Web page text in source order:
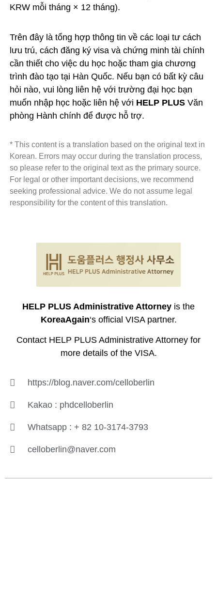
KRW mỗi tháng × 12 tháng).
Trên đây là tổng hợp thông tin về các loại tư cách
lưu trú, cách đăng ký visa và chứng minh tài chính
cần thiết cho việc du học hoặc tham gia chương
trình đào tạo tại Hàn Quốc. Nếu bạn có bất kỳ câu
hỏi nào, vui lòng liên hệ với trường đại học bạn
muốn nhập học hoặc liên hệ với HELP PLUS Văn
phòng Hành chính để được hỗ trợ.
* This content is a translation based on the original text in
Korean. Errors may occur during the translation process,
so please refer to the original text as the primary source.
For legal or other important decisions, we recommend
seeking professional advice. We do not assume legal
responsibility for the content of this translation.
HELP PLUS Administrative Attorney is the
KoreaAgain‘s official VISA partner.
Contact HELP PLUS Administrative Attorney for
more details of the VISA.
https://blog.naver.com/celloberlin
Kakao : phdcelloberlin
Whatsapp : + 82 10-3174-3793
celloberlin@naver.com